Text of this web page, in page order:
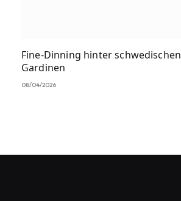
Fine-Dinning hinter schwedischen
Gardinen
08/04/2026